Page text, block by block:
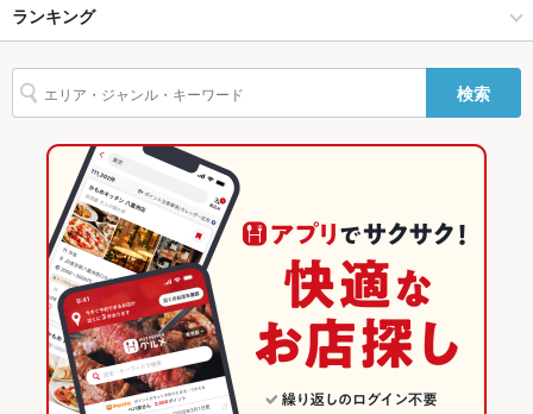
駐車場
その他設備 －
その他
飲み放題 あり
食べ放題 なし
お子様連れ お子様連れOK
ウェディン
グパーティ
ー二次会
お祝い・サ
プライズ対
可
坂井市 × 和風
春江駅 × 居酒屋
春江駅 × 和風
焼き鳥・鶏料理
坂井市 × 和食
坂井市 × 焼き鳥・鶏料理
春江駅 × 和食
坂井 × 和風
坂井 × 和食
坂井 × 焼き鳥・鶏料理
福井 × 居酒屋
福井 × 和風
福井 × 和食
福井 × 焼き鳥・鶏料理
手羽先 からあげ
ねぎ焼き ジェラート
ランキング
福井のグルメランキング
福井の居酒屋ランキング
坂井市のグルメランキング
坂井のグルメランキング
検索